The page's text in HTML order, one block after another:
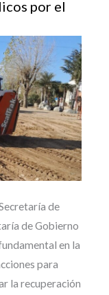
por el
de
de Gobierno
en la
para
la recuperación